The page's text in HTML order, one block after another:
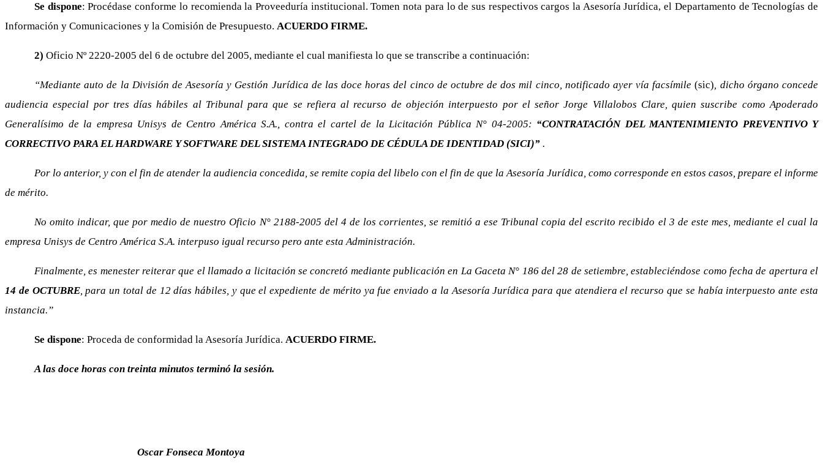
Se dispone: Procédase conforme lo recomienda la Proveeduría institucional. Tomen nota para lo de sus respectivos cargos la Asesoría Jurídica, el Departamento de Tecnologías de
Información y Comunicaciones y la Comisión de Presupuesto. ACUERDO FIRME.
2) Oficio Nº 2220-2005 del 6 de octubre del 2005, mediante el cual manifiesta lo que se transcribe a continuación:
“Mediante auto de la División de Asesoría y Gestión Jurídica de las doce horas del cinco de octubre de dos mil cinco, notificado ayer vía facsímile(sic), dicho órgano concede
audiencia especial por tres días hábiles al Tribunal para que se refiera al recurso de objeción interpuesto por el señor Jorge Villalobos Clare, quien suscribe como Apoderado
Generalísimo de la empresa Unisys de Centro América S.A., contra el cartel de la Licitación Pública N° 04-2005: “CONTRATACIÓN DEL MANTENIMIENTO PREVENTIVO Y
CORRECTIVO PARA EL HARDWARE Y SOFTWARE DEL SISTEMA INTEGRADO DE CÉDULA DE IDENTIDAD (SICI)” .
Por lo anterior, y con el fin de atender la audiencia concedida, se remite copia del libelo con el fin de que la Asesoría Jurídica, como corresponde en estos casos, prepare el informe
de mérito.
No omito indicar, que por medio de nuestro Oficio N° 2188-2005 del 4 de los corrientes, se remitió a ese Tribunal copia del escrito recibido el 3 de este mes, mediante el cual la
empresa Unisys de Centro América S.A. interpuso igual recurso pero ante esta Administración.
Finalmente, es menester reiterar que el llamado a licitación se concretó mediante publicación en La Gaceta N° 186 del 28 de setiembre, estableciéndose como fecha de apertura el
14 de OCTUBRE, para un total de 12 días hábiles, y que el expediente de mérito ya fue enviado a la Asesoría Jurídica para que atendiera el recurso que se había interpuesto ante esta
instancia.”
Se dispone: Proceda de conformidad la Asesoría Jurídica. ACUERDO FIRME.
A las doce horas con treinta minutos terminó la sesión.
Oscar Fonseca Montoya